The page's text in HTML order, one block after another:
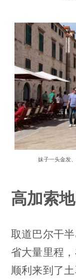
妹子一头金发
高加索
取道巴尔干
省大量里程
顺利来到了